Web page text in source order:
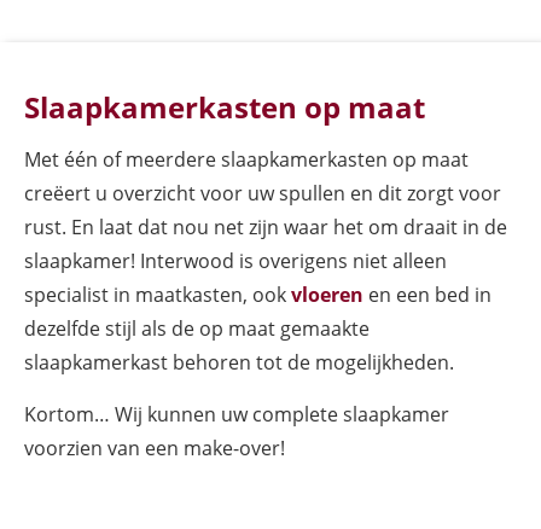
Slaapkamerkasten op maat
Met één of meerdere slaapkamerkasten op maat
creëert u overzicht voor uw spullen en dit zorgt voor
rust. En laat dat nou net zijn waar het om draait in de
slaapkamer! Interwood is overigens niet alleen
specialist in maatkasten, ookvloeren en een bed in
dezelfde stijl als de op maat gemaakte
slaapkamerkast behoren tot de mogelijkheden.
Kortom… Wij kunnen uw complete slaapkamer
voorzien van een make-over!